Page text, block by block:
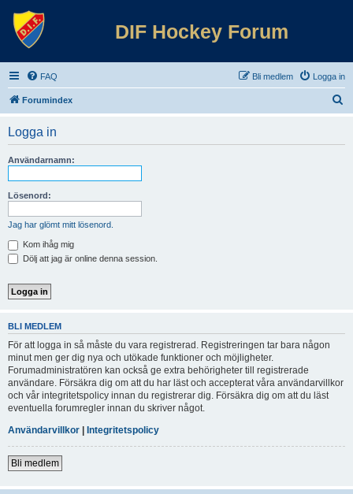
DIF Hockey Forum
FAQ Logga in
Bli medlem
Forumindex
Logga in
Användarnamn:
Lösenord:
Jag har glömt mitt lösenord.
Kom ihåg mig
Dölj att jag är online denna session.
BLI MEDLEM
För att logga in så måste du vara registrerad. Registreringen tar bara någon
minut men ger dig nya och utökade funktioner och möjligheter.
Forumadministratören kan också ge extra behörigheter till registrerade
användare. Försäkra dig om att du har läst och accepterat våra användarvillkor
och vår integritetspolicy innan du registrerar dig. Försäkra dig om att du läst
eventuella forumregler innan du skriver något.
Användarvillkor | Integritetspolicy
Bli medlem